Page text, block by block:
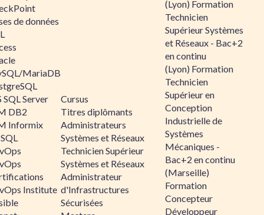
de données
MariaDB
SQL Server
DB2
Informix
Institute
Cursus
Titres diplômants
Administrateurs
Systèmes et Réseaux
Technicien Supérieur
Systèmes et Réseaux
Administrateur
d'Infrastructures
Sécurisées
(Lyon) Formation
Technicien
Supérieur Systèmes
et Réseaux - Bac+2
en continu
(Lyon) Formation
Technicien
Supérieur en
Conception
Industrielle de
Systèmes
Mécaniques -
Bac+2 en continu
(Marseille)
Formation
Concepteur
Développeur